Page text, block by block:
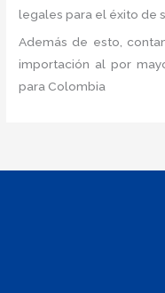
legales para el éxito de
Además de esto,
importación al por
para Colombia